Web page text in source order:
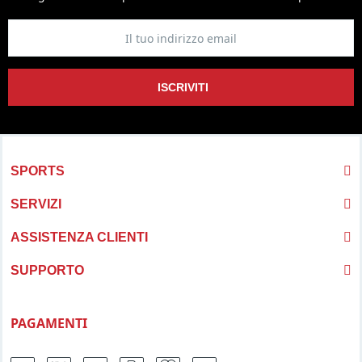
ISCRIVITI
SPORTS
SERVIZI
ASSISTENZA CLIENTI
SUPPORTO
PAGAMENTI